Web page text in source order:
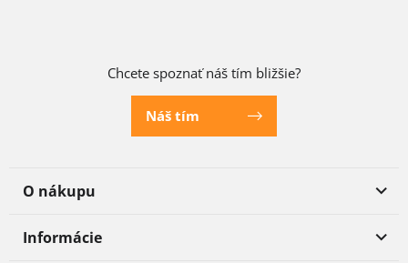
Chcete spoznať náš tím bližšie?
Náš tím
O nákupu
Informácie